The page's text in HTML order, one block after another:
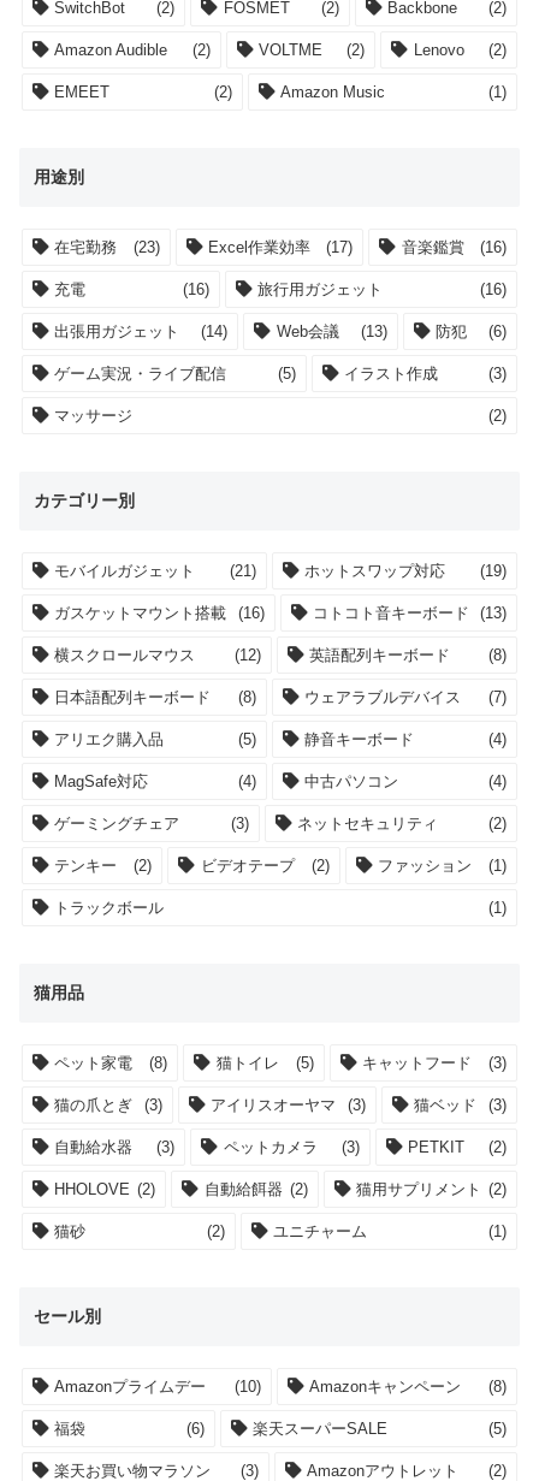
SwitchBot (2) FOSMET (2) Backbone (2)
Amazon Audible (2) VOLTME (2) Lenovo (2)
EMEET (2) Amazon Music (1)
用途別
在宅勤務 (23) Excel作業効率 (17) 音楽鑑賞 (16)
充電 (16) 旅行用ガジェット (16)
出張用ガジェット (14) Web会議 (13) 防犯 (6)
ゲーム実況・ライブ配信 (5) イラスト作成 (3)
マッサージ (2)
カテゴリー別
モバイルガジェット (21) ホットスワップ対応 (19)
ガスケットマウント搭載 (16) コトコト音キーボード (13)
横スクロールマウス (12) 英語配列キーボード (8)
日本語配列キーボード (8) ウェアラブルデバイス (7)
アリエク購入品 (5) 静音キーボード (4)
MagSafe対応 (4) 中古パソコン (4)
ゲーミングチェア (3) ネットセキュリティ (2)
テンキー (2) ビデオテープ (2) ファッション (1)
トラックボール (1)
猫用品
ペット家電 (8) 猫トイレ (5) キャットフード (3)
猫の爪とぎ (3) アイリスオーヤマ (3) 猫ベッド (3)
自動給水器 (3) ペットカメラ (3) PETKIT (2)
HHOLOVE (2) 自動給餌器 (2) 猫用サプリメント (2)
猫砂 (2) ユニチャーム (1)
セール別
Amazonプライムデー (10) Amazonキャンペーン (8)
福袋 (6) 楽天スーパーSALE (5)
楽天お買い物マラソン (3) Amazonアウトレット (2)